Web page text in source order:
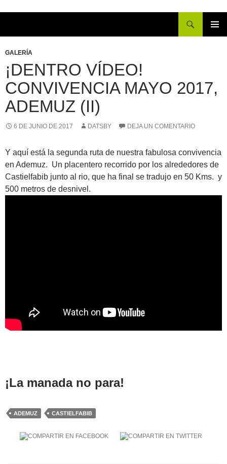
CONTENIDO
GALERÍA
¡DENTRO VÍDEO!
CONVIVENCIA MAYO 2017,
ADEMUZ (II)
6 DE JUNIO DE 2017 DATSBY DEJA UN COMENTARIO
Y aquí está la segunda ruta de nuestra fabulosa convivencia
en Ademuz. Un placentero recorrido por los alrededores de
Castielfabib junto al rio, que ha final se tradujo en 50 Kms. y
500 metros de desnivel.
¡La manada no para!
ADEMUZ CASTIELFABIB